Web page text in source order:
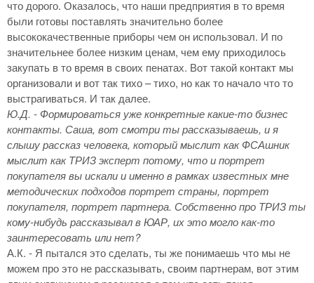
что дорого. Оказалось, что наши предприятия в то время
были готовы поставлять значительно более
высококачественные приборы чем он использовал. И по
значительнее более низким ценам, чем ему приходилось
закупать в то время в своих пенатах. Вот такой контакт мы
организовали и вот так тихо – тихо, но как то начало что то
выстрагиваться. И так далее.
Ю.Д. - Формироваться уже конкретные какие-то бизнес
контакты. Саша, вот смотри ты рассказываешь, и я
слышу рассказ человека, который мыслит как ФСАшник
мыслит как ТРИЗ эксперт потому, что и портрет
покупателя вы искали и именно в рамках известных мне
методических подходов портрет страны, портрет
покупателя, портрет партнера. Собственно про ТРИЗ ты
кому-нибудь рассказывал в ЮАР, их это могло как-то
заинтересовать или нет?
А.К. - Я пытался это сделать, ты же понимаешь что мы не
можем про это не рассказывать, своим партнерам, вот этим